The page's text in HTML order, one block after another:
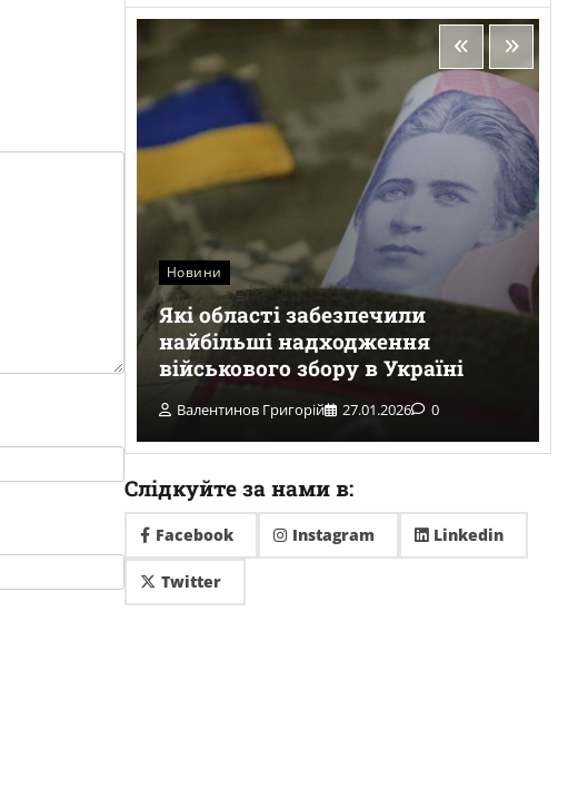
Новини
Які області забезпечили
найбільші надходження
військового збору в Україні
Валентинов Григорій 27.01.2026 0
Слідкуйте за нами в:
Facebook Instagram Linkedin
Twitter